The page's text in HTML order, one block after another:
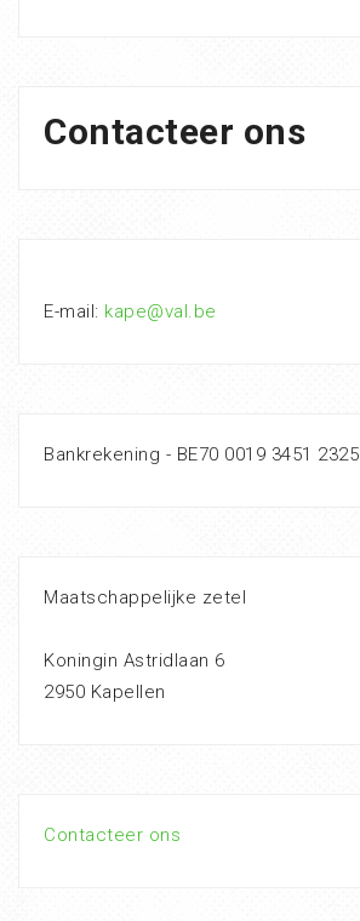
Contacteer ons
E-mail: kape@val.be
Bankrekening - BE70 0019 3451 2325
Maatschappelijke zetel
Koningin Astridlaan 6
2950 Kapellen
Contacteer ons